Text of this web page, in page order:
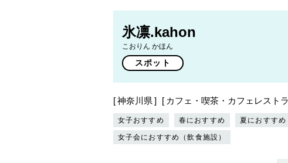
氷凛.kahon
こおりん かほん
スポット
神奈川県 カフェ・喫茶・カフェレスト
女子おすすめ 春におすすめ 夏におすすめ
女子会におすすめ（飲食施設）